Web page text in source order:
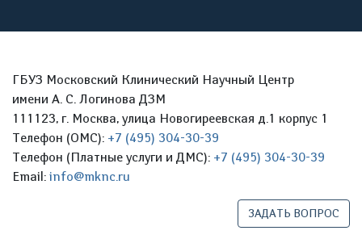
ГБУЗ Московский Клинический Научный Центр
имени А. С. Логинова ДЗМ
111123, г. Москва, улица Новогиреевская д.1 корпус 1
Телефон (ОМС): +7 (495) 304-30-39
Телефон (Платные услуги и ДМС): +7 (495) 304-30-39
Email: info@mknc.ru
ЗАДАТЬ ВОПРОС